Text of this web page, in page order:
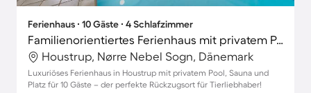
Ferienhaus ∙ 10 Gäste ∙ 4 Schlafzimmer
Familienorientiertes Ferienhaus mit privatem Pool, Whirlpool und Sauna | Haustiere sind willkommen
Houstrup, Nørre Nebel Sogn, Dänemark
Luxuriöses Ferienhaus in Houstrup mit privatem Pool, Sauna und
Platz für 10 Gäste – der perfekte Rückzugsort für Tierliebhaber!